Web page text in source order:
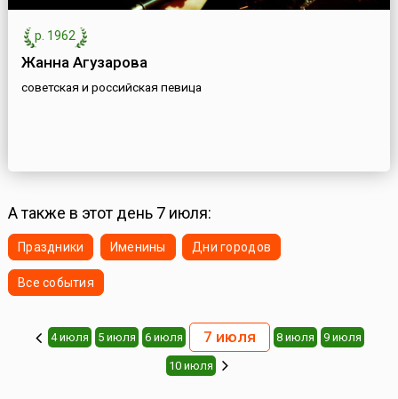
р. 1962
Жанна Агузарова
советская и российская певица
А также в этот день 7 июля:
Праздники Именины Дни городов
Все события
4 июля 5 июля 6 июля 7 июля 8 июля 9 июля
10 июля